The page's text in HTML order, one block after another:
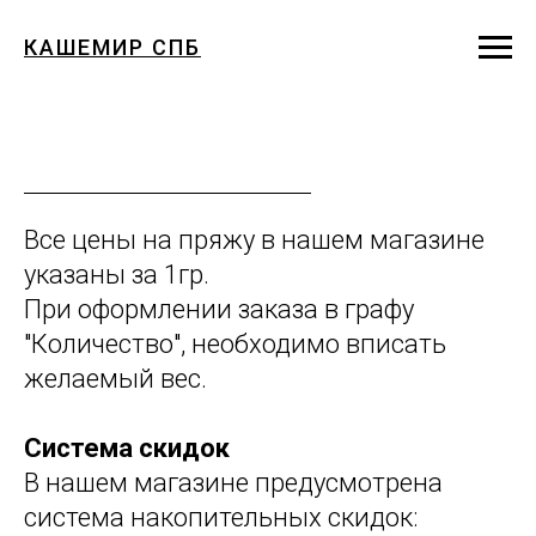
КАШЕМИР СПБ
Все цены на пряжу в нашем магазине
указаны за 1гр.
При оформлении заказа в графу
"Количество", необходимо вписать
желаемый вес.
Система скидок
В нашем магазине предусмотрена
система накопительных скидок: